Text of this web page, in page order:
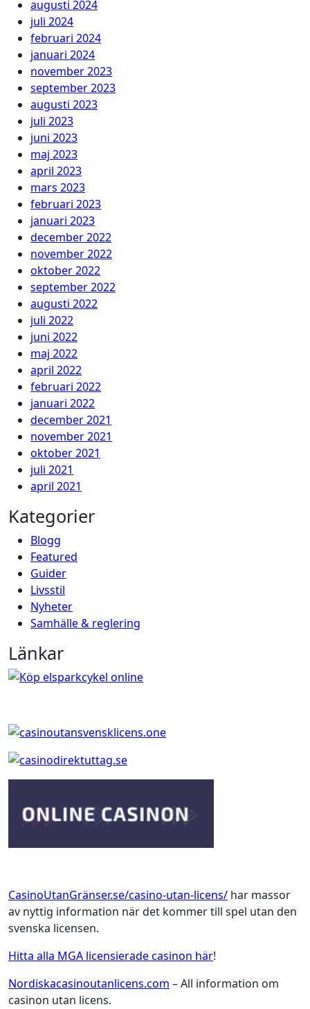
augusti 2024
juli 2024
februari 2024
januari 2024
november 2023
september 2023
augusti 2023
juli 2023
juni 2023
maj 2023
april 2023
mars 2023
februari 2023
januari 2023
december 2022
november 2022
oktober 2022
september 2022
augusti 2022
juli 2022
juni 2022
maj 2022
april 2022
februari 2022
januari 2022
december 2021
november 2021
oktober 2021
juli 2021
april 2021
Kategorier
Blogg
Featured
Guider
Livsstil
Nyheter
Samhälle & reglering
Länkar
CasinoUtanGränser.se/casino-utan-licens/ har massor
av nyttig information när det kommer till spel utan den
svenska licensen.
Hitta alla MGA licensierade casinon här!
Nordiskacasinoutanlicens.com – All information om
casinon utan licens.